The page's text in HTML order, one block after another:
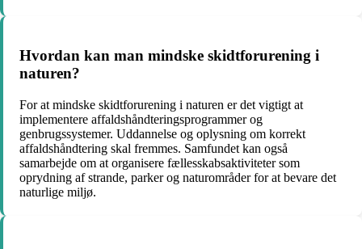
Hvordan kan man mindske skidtforurening i
naturen?
For at mindske skidtforurening i naturen er det vigtigt at
implementere affaldshåndteringsprogrammer og
genbrugssystemer. Uddannelse og oplysning om korrekt
affaldshåndtering skal fremmes. Samfundet kan også
samarbejde om at organisere fællesskabsaktiviteter som
oprydning af strande, parker og naturområder for at bevare det
naturlige miljø.